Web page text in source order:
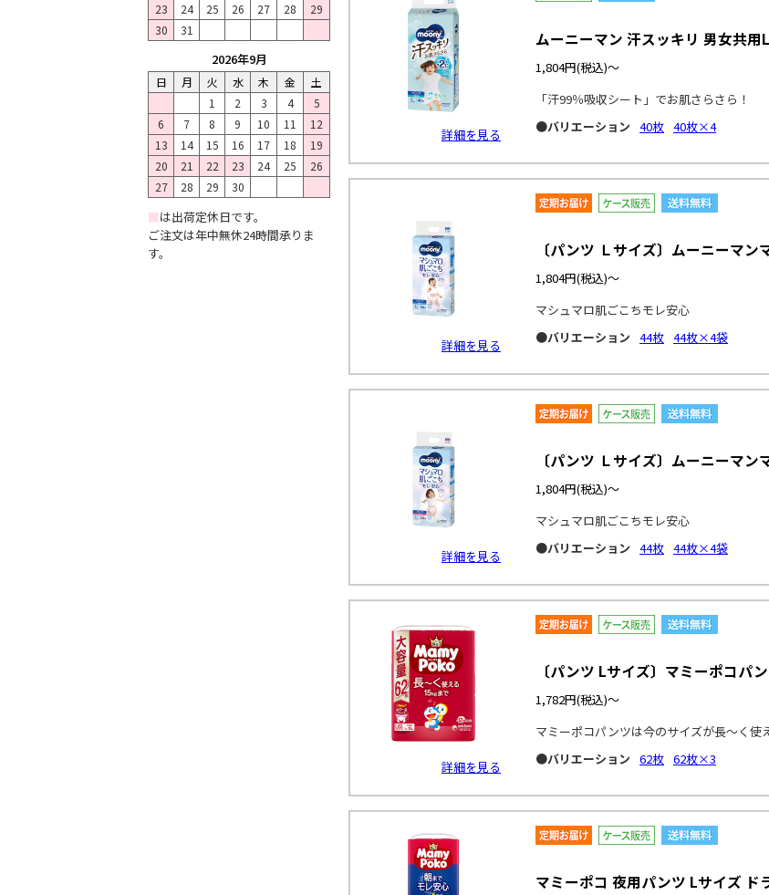
23
24 25 26 27 28
29
30
31
2026年9月
日 月 火 水 木 金
土
1
2 3 4
5
6
7 8 9 10 11
12
13
14 15 16 17 18
19
20
21 22 23 24 25
26
27
28 29 30
■は出荷定休日です。
ご注文は年中無休24時間承りま
す。
詳細を見る
ムーニーマン 汗スッキリ 男女共用L
1,804円(税込)～
「汗99％吸収シート」でお肌さらさら！
●バリエーション 40枚 40枚×4
詳細を見る
〔パンツ Ｌサイズ〕ムーニーマ
1,804円(税込)～
マシュマロ肌ごこちモレ安心
●バリエーション 44枚 44枚×4袋
詳細を見る
〔パンツ Ｌサイズ〕ムーニーマ
1,804円(税込)～
マシュマロ肌ごこちモレ安心
●バリエーション 44枚 44枚×4袋
詳細を見る
〔パンツ Lサイズ〕マミーポコパ
1,782円(税込)～
マミーポコパンツは今のサイズが長～く使
●バリエーション 62枚 62枚×3
マミーポコ 夜用パンツ Lサイズ ド